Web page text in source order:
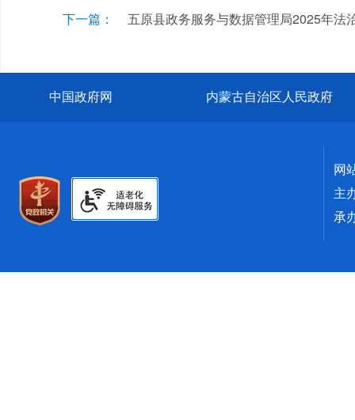
下一篇： 五原县政务服务与数据管理局2025年法
中国政府网 内蒙古自治区人民政府
网
主
承